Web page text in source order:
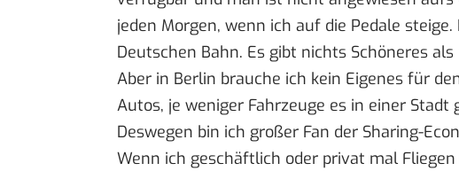
jeden Morgen, wenn ich auf die Pedale
Deutschen Bahn. Es gibt nichts Schöneres
Aber in Berlin brauche ich kein Eigenes für
Autos, je weniger Fahrzeuge es in einer
Deswegen bin ich großer Fan der Sharing-
Wenn ich geschäftlich oder privat mal